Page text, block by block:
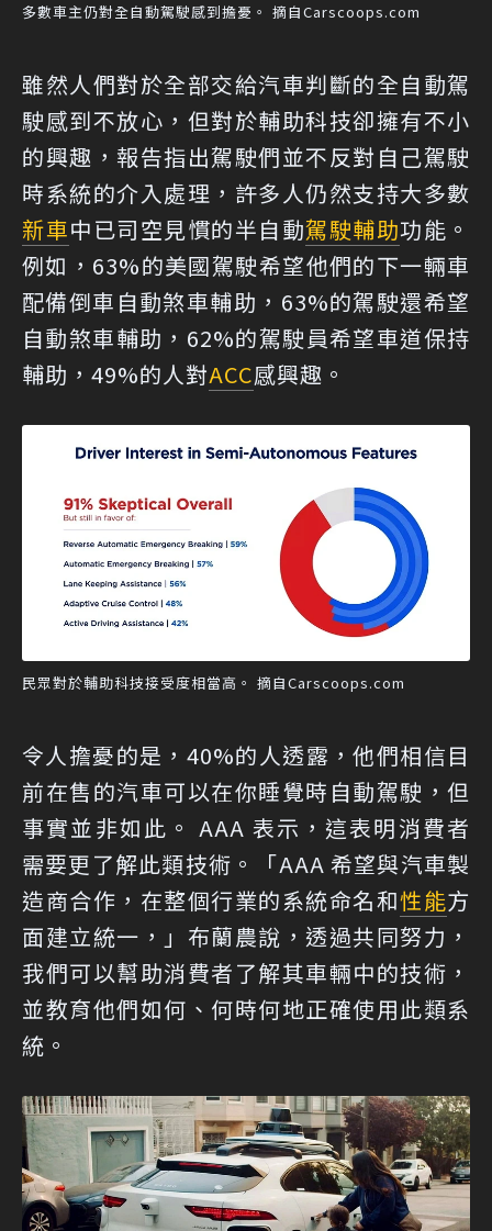
多數車主仍對全自動駕駛感到擔憂。 摘自Carscoops.com
雖然人們對於全部交給汽車判斷的全自動駕
駛感到不放心，但對於輔助科技卻擁有不小
的興趣，報告指出駕駛們並不反對自己駕駛
時系統的介入處理，許多人仍然支持大多數
新車中已司空見慣的半自動駕駛輔助功能。
例如，63%的美國駕駛希望他們的下一輛車
配備倒車自動煞車輔助，63%的駕駛還希望
自動煞車輔助，62%的駕駛員希望車道保持
輔助，49%的人對ACC感興趣。
民眾對於輔助科技接受度相當高。 摘自Carscoops.com
令人擔憂的是，40%的人透露，他們相信目
前在售的汽車可以在你睡覺時自動駕駛，但
事實並非如此。 AAA 表示，這表明消費者
需要更了解此類技術。「AAA 希望與汽車製
造商合作，在整個行業的系統命名和性能方
面建立統一，」布蘭農說，透過共同努力，
我們可以幫助消費者了解其車輛中的技術，
並教育他們如何、何時何地正確使用此類系
統。